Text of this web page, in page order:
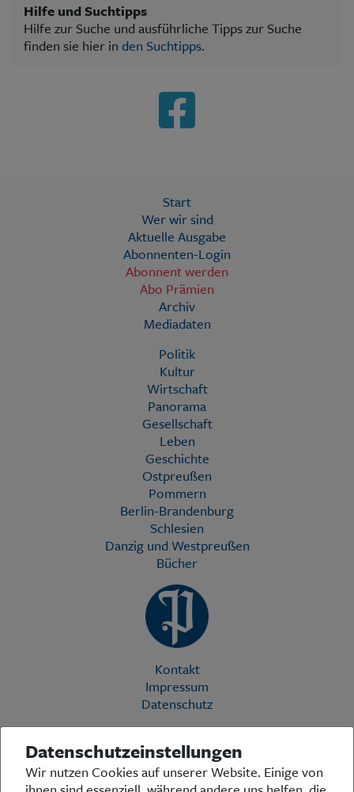
Hilfe und Suchtipps
Hilfe zur Suche und ausführliche Tipps zur Suche
finden sie hier in den Suchtipps.
Start
Wer wir sind
Aktuelle Ausgabe
Abonnenten-Login
Abonnent werden
Abo Prämien
Archiv
Mediadaten
Politik
Kultur
Wirtschaft
Panorama
Gesellschaft
Leben
Geschichte
Ostpreußen
Pommern
Berlin-Brandenburg
Schlesien
Danzig und Westpreußen
Bücher
Kontakt
Impressum
Datenschutz
Die Preußische Allgemeine Zeitung (PAZ) ist eine einzigartige Stimme
in der deutschen Medienlandschaft. Woche für Woche berichtet sie
Datenschutzeinstellungen
Wir nutzen Cookies auf unserer Website. Einige von